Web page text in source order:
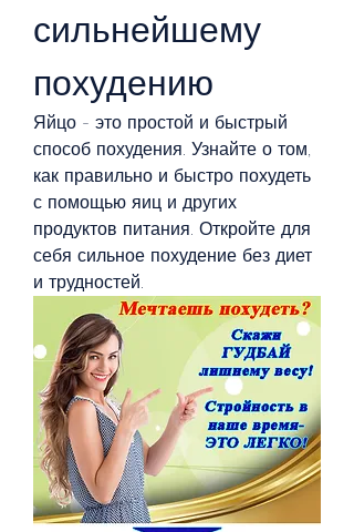
сильнейшему
похудению
Яйцо - это простой и быстрый
способ похудения. Узнайте о том,
как правильно и быстро похудеть
с помощью яиц и других
продуктов питания. Откройте для
себя сильное похудение без диет
и трудностей.